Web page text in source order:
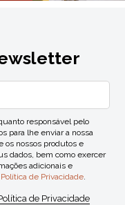
responsável pelo
para lhe enviar a nossa
os nossos produtos e
dados, bem como exercer
adicionais e
Política de Privacidade.
de Privacidade